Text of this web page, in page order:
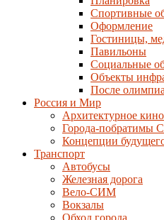
Спортивные
Оформление
Гостиницы,
Павильоны
Социальные
Объекты
После
Россия и Мир
Архитектурное кино
Города-побратимы
Концепции
Транспорт
Автобусы
Железная дорога
Вело-СИМ
Вокзалы
Обход города